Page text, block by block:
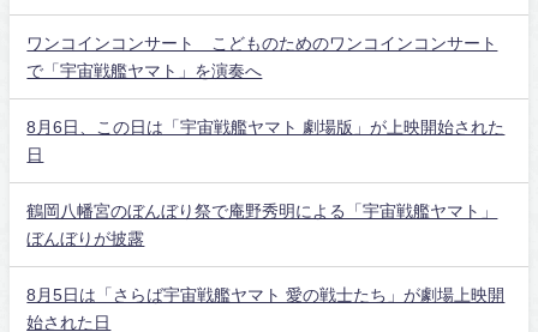
ワンコインコンサート こどものためのワンコインコンサート
で「宇宙戦艦ヤマト」を演奏へ
8月6日、この日は「宇宙戦艦ヤマト 劇場版」が上映開始された
日
鶴岡八幡宮のぼんぼり祭で庵野秀明による「宇宙戦艦ヤマト」
ぼんぼりが披露
8月5日は「さらば宇宙戦艦ヤマト 愛の戦士たち」が劇場上映開
始された日